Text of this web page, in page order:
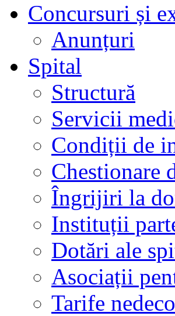
Concursuri și
Anunțuri
Spital
Structură
Servicii
Condiții de
Chestionare
Îngrijiri la
Instituții
Dotări ale
Asociații
Tarife